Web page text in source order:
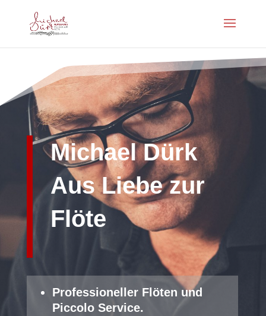
Michael Dürk
Aus Liebe zur
Flöte
Professioneller Fl öten und
Piccolo Service.